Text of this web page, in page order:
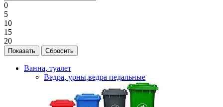
0
5
10
15
20
Ванна, туалет
Ведра, урны,ведра педальные